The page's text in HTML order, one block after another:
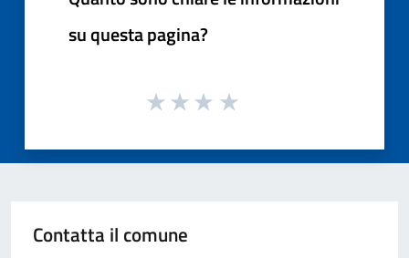
su questa pagina?
Contatta il comune